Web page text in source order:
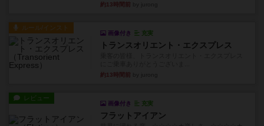
約13時間前
ルール/インスト
画像付き 充実
トランスオリエント・エクスプレス
約13時間前
レビュー
画像付き 充実
フラットアイアン